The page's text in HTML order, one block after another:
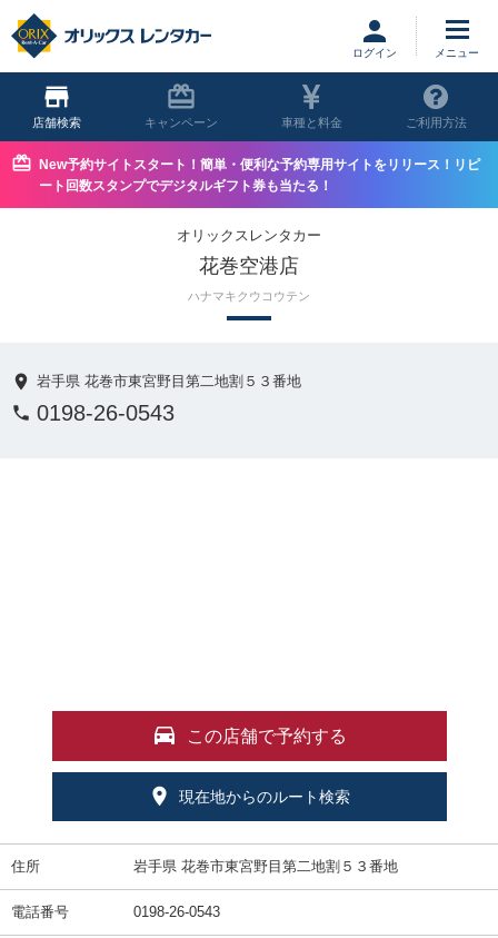
ログイン
店舗 キャンペーン 車種と料金 ご利用方法
New予約サイトスタート！簡単・便利な予約専用サイトをリリース！リピ
ート回数スタンプでデジタルギフト券も当たる！
オリックスレンタカー
花巻空港店
ハナマキクウコウテン
岩手県 花巻市東宮野目第二地割５３番地
0198-26-0543
この店舗で予約する
現在地からのルート検索
住所 岩手県 花巻市東宮野目第二地割５３番地
電話番号 0198-26-0543